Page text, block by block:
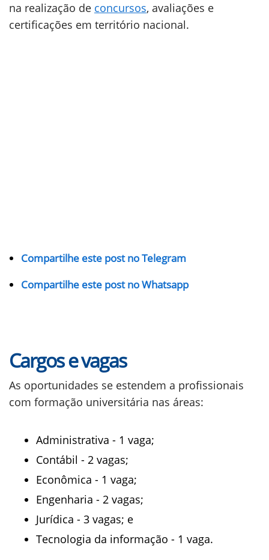
na realização de concursos, avaliações e
certificações em território nacional.
Compartilhe este post no Telegram
Compartilhe este post no Whatsapp
Cargos e vagas
As oportunidades se estendem a profissionais
com formação universitária nas áreas:
Administrativa - 1 vaga;
Contábil - 2 vagas;
Econômica - 1 vaga;
Engenharia - 2 vagas;
Jurídica - 3 vagas; e
Tecnologia da informação - 1 vaga.